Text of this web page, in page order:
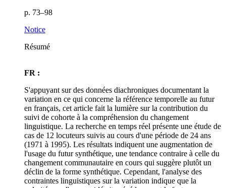
p. 73–98
Notice
Résumé
FR :
S'appuyant sur des données diachroniques documentant la
variation en ce qui concerne la référence temporelle au futur
en français, cet article fait la lumière sur la contribution du
suivi de cohorte à la compréhension du changement
linguistique. La recherche en temps réel présente une étude de
cas de 12 locuteurs suivis au cours d'une période de 24 ans
(1971 à 1995). Les résultats indiquent une augmentation de
l'usage du futur synthétique, une tendance contraire à celle du
changement communautaire en cours qui suggère plutôt un
déclin de la forme synthétique. Cependant, l'analyse des
contraintes linguistiques sur la variation indique que la